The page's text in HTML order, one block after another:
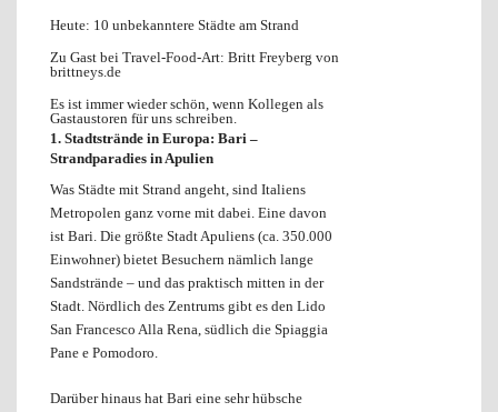
Heute: 10 unbekanntere Städte am Strand
Zu Gast bei Travel-Food-Art: Britt Freyberg von
brittneys.de
Es ist immer wieder schön, wenn Kollegen als
Gastaustoren für uns schreiben.
1. Stadtstrände in Europa: Bari –
Strandparadies in Apulien
Was Städte mit Strand angeht, sind Italiens
Metropolen ganz vorne mit dabei. Eine davon
ist Bari. Die größte Stadt Apuliens (ca. 350.000
Einwohner) bietet Besuchern nämlich lange
Sandstrände – und das praktisch mitten in der
Stadt. Nördlich des Zentrums gibt es den Lido
San Francesco Alla Rena, südlich die Spiaggia
Pane e Pomodoro.
Darüber hinaus hat Bari eine sehr hübsche